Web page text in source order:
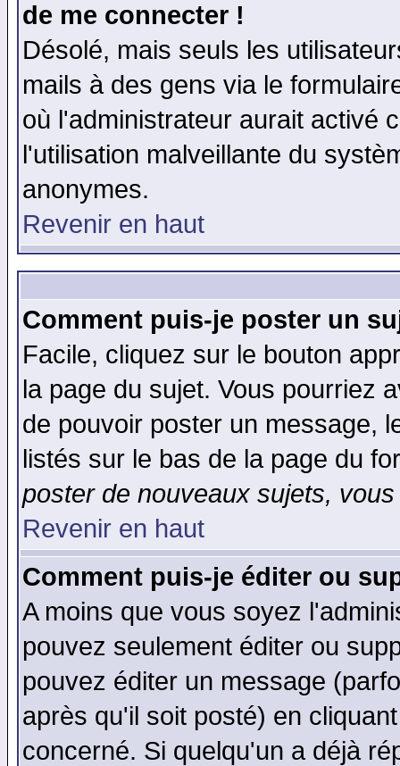
de me connecter !
Désolé, mais seuls les
mails à des gens via le
où l'administrateur aurait activé
l'utilisation malveillante du
anonymes.
Revenir en haut
Comment puis-je poster un
Facile, cliquez sur le bouton
la page du sujet. Vous pourriez
de pouvoir poster un message,
listés sur le bas de la page du
poster de nouveaux sujets,
Revenir en haut
Comment puis-je éditer ou
A moins que vous soyez
pouvez seulement éditer ou
pouvez éditer un message
après qu'il soit posté) en
concerné. Si quelqu'un a déjà